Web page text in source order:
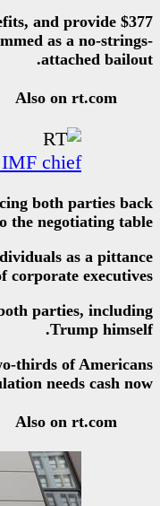
and provide $377
as a no-strings-
attached bailout.
Also on rt.com
IMF chief
both parties back
the negotiating table.
as a pittance
corporate executives.
parties, including
Trump himself.
thirds of Americans
needs cash now.
Also on rt.com